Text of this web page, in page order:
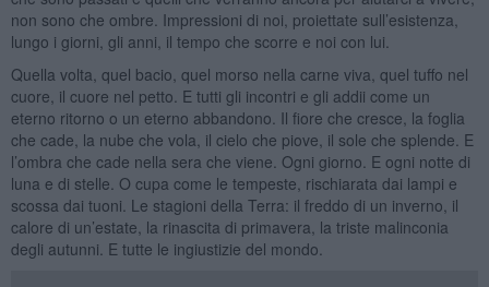
non sono che ombre. Impressioni di noi, proiettate sull’esistenza,
lungo i giorni, gli anni, il tempo che scorre e noi con lui.
Quella volta, quel bacio, quel morso nella carne viva, quel tuffo nel
cuore, il cuore nel petto. E tutti gli incontri e gli addii come un
eterno ritorno o un eterno abbandono. Il fiore che cresce, la foglia
che cade, la nube che vola, il cielo che piove, il sole che splende. E
l’ombra che cade nella sera che viene. Ogni giorno. E ogni notte di
luna e di stelle. O cupa come le tempeste, rischiarata dai lampi e
scossa dai tuoni. Le stagioni della Terra: il freddo di un inverno, il
calore di un’estate, la rinascita di primavera, la triste malinconia
degli autunni. E tutte le ingiustizie del mondo.